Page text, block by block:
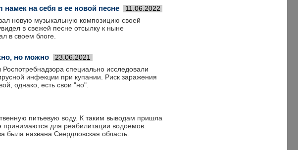
на себя в ее новой песне 11.06.2022
новую музыкальную композицию своей
в свежей песне отсылку к ныне
в своем блоге.
но можно 23.06.2021
специально исследовали
инфекции при купании. Риск заражения
однако, есть свои "но".
питьевую воду. К таким выводам пришла
для реабилитации водоемов.
была названа Свердловская область.